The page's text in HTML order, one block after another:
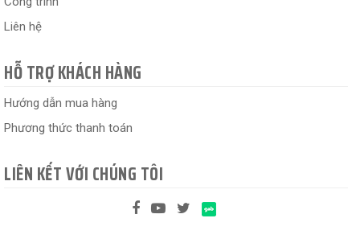
Liên hệ
HỖ TRỢ KHÁCH HÀNG
Hướng dẫn mua hàng
Phương thức thanh toán
LIÊN KẾT VỚI CHÚNG TÔI